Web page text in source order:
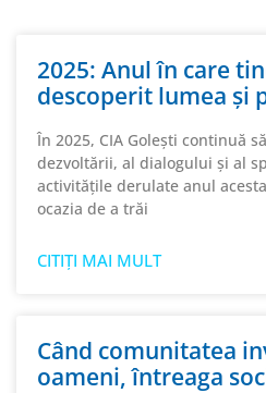
2025: Anul în care
descoperit lumea și
În 2025, CIA Golești continuă
dezvoltării, al dialogului și al
activitățile derulate anul
ocazia de a trăi
CITIȚI MAI MULT
Când comunitatea
oameni, întreaga